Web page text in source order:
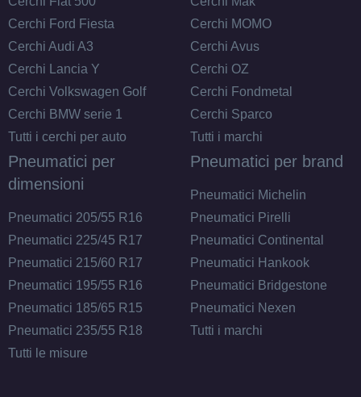
MILLE MIGLIA Mm1030
Black Polished 5 fori
17" 7.5X17 ET45 5x108
MILLE MIGLIA Mm1030
Black Polished 5 fori
17" 7.5X17 ET45 5x112
MILLE MIGLIA Mm1030
Black Polished 5 fori
17" 7.5X17 ET40 5x114.3
Foro centrale: 73.1mm
Disponibile
Cerchi Ford Fiesta
Cerchi Audi A3
Cerchi Lancia Y
Cerchi Volkswagen Golf
Cerchi BMW serie 1
Tutti i cerchi per auto
Cerchi MOMO
Cerchi Avus
Cerchi OZ
Cerchi Fondmetal
Cerchi Sparco
Tutti i marchi
Pneumatici per
dimensioni
Pneumatici 205/55 R16
Pneumatici 225/45 R17
Pneumatici 215/60 R17
Pneumatici 195/55 R16
Pneumatici 185/65 R15
Pneumatici 235/55 R18
Tutti le misure
Pneumatici per brand
Pneumatici Michelin
Pneumatici Pirelli
Pneumatici Continental
Pneumatici Hankook
Pneumatici Bridgestone
Pneumatici Nexen
Tutti i marchi